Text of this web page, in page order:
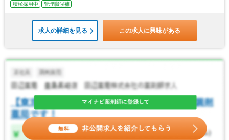
積極採用中
管理職候補
求人の詳細を見る この求人に興味がある